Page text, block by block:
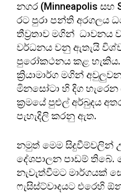
නගර (Minneapolis සහ
රට පුරා පන්ති අරගලය
තීව්‍රතාව මගින් ධාවනය
වර්ධනය වනු ඇතැයි
පුරෝකථනය කළ හැකිය.
ක්‍රියාමාර්ග මගින්
මිනසෝටා හි දිග
ක්‍රමයේ පුළුල් අර්බුදය
පැහැදිලි කරනු ඇත.
නමුත් මෙම සිදුවීම්වලින්
දේශපාලන පාඩම්
නැවැත්වීමට මාර්ගයක්
ෆැසිස්ට්වාදයට එරෙහි